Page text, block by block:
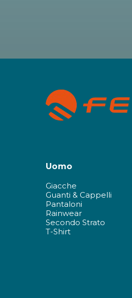
Uomo
Giacche
Guanti & Cappelli
Pantaloni
Rainwear
Secondo Strato
T-Shirt